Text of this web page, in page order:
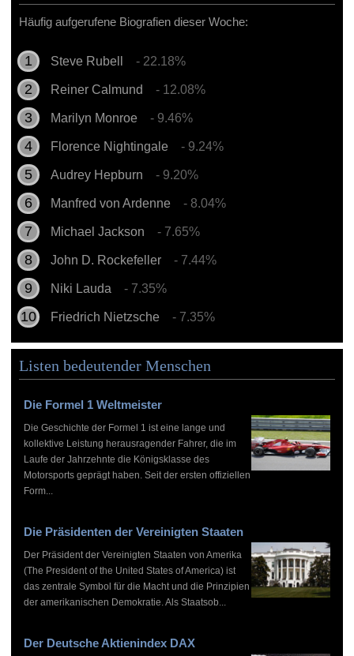
Häufig aufgerufene Biografien dieser Woche:
Steve Rubell - 22.18%
Reiner Calmund - 12.08%
Marilyn Monroe - 9.46%
Florence Nightingale - 9.24%
Audrey Hepburn - 9.20%
Manfred von Ardenne - 8.04%
Michael Jackson - 7.65%
John D. Rockefeller - 7.44%
Niki Lauda - 7.35%
Friedrich Nietzsche - 7.35%
Listen bedeutender Menschen
Die Formel 1 Weltmeister
Die Geschichte der Formel 1 ist eine lange und
kollektive Leistung herausragender Fahrer, die im
Laufe der Jahrzehnte die Königsklasse des
Motorsports geprägt haben. Seit der ersten offiziellen
Form...
Die Präsidenten der Vereinigten Staaten
Der Präsident der Vereinigten Staaten von Amerika
(The President of the United States of America) ist
das zentrale Symbol für die Macht und die Prinzipien
der amerikanischen Demokratie. Als Staatsob...
Der Deutsche Aktienindex DAX